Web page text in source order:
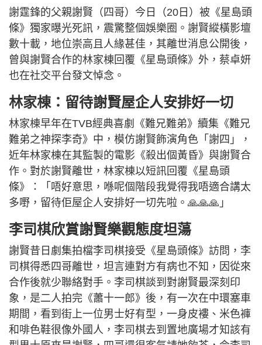
謝霆鋒的父親謝賢（四哥）今日（20日）被《星島頭
條》獨家曝光死訊，震驚整個娛樂圈。謝賢縱橫影壇
數十載，地位崇高且人緣甚佳，其離世消息公開後，
曾與謝賢合作的林家棟回覆《星島頭條》外，蔡卓妍
也在社交平台發文悼念。
林家棟： 留待謝賢屋企人安排好一切
林家棟早年在TVB經典喜劇《難兄難弟》續集《難兄
難弟之神探李奇》中，模仿謝賢飾演角色「謝四」，
近年林家棟在其監製的電影《殺出個黃昏》與謝賢合
作。對於謝賢離世，林家棟以短訊回覆《星島頭
條》：「唔好意思，喺呢個階段我覺得我唔適合講太
多嘢，留待佢屋企人安排好一切先啦。🙏🙏🙏」
李司棋欣賞謝賢樂觀態度坦蕩
謝賢昔日劇集拍檔李司棋接受《星島頭條》訪問，李
司棋得悉四哥離世，坦言連對方有病也不知，因從來
合作後就少聯絡對手。李司棋談到對謝賢最深刻印
象，是二人拍完《蕭十一郎》後，有一次在中環塞車
期間，看到街上一位男士好有型，一身皮褸、米色褲
和啡色鞋很像外國人，李司棋去到置地廣場才知該有